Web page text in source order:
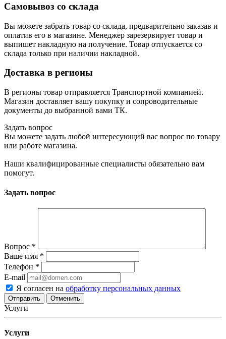
Самовывоз со склада
Вы можете забрать товар со склада, предварительно заказав и
оплатив его в магазине. Менеджер зарезервирует товар и
выпишет накладную на получение. Товар отпускается со
склада только при наличии накладной.
Доставка в регионы
В регионы товар отправляется Транспортной компанией.
Магазин доставляет вашу покупку и сопроводительные
документы до выбранной вами ТК.
Задать вопрос
Вы можете задать любой интересующий вас вопрос по товару
или работе магазина.
Наши квалифицированные специалисты обязательно вам
помогут.
Задать вопрос
Вопрос *
Ваше имя *
Телефон *
E-mail
Я согласен на обработку персональных данных
Отменить
Услуги
Услуги